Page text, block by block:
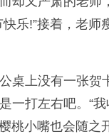
乐!”接着，老
上没有一张贺
一打左右吧。“
桃小嘴也会随